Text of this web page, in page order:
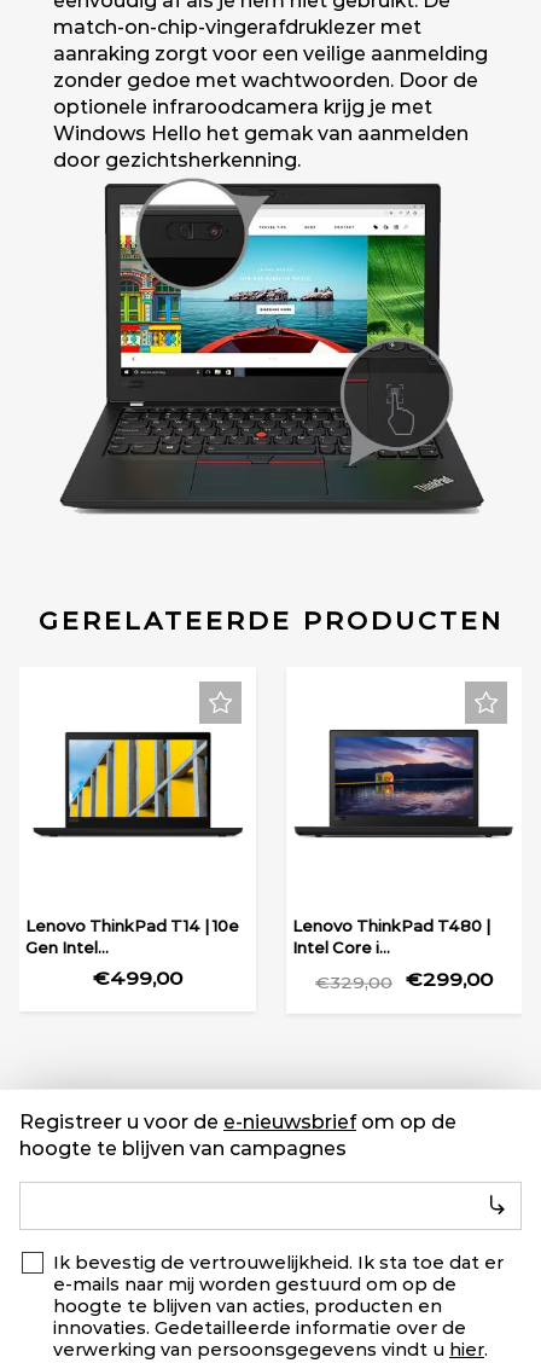
match-on-chip-vingerafdruklezer met
aanraking zorgt voor een veilige aanmelding
zonder gedoe met wachtwoorden. Door de
optionele infraroodcamera krijg je met
Windows Hello het gemak van aanmelden
door gezichtsherkenning.
GERELATEERDE PRODUCTEN
Lenovo ThinkPad T14 | 10e
Gen Intel...
€499,00
Lenovo ThinkPad T480 |
Intel Core i...
€329,00 €299,00
Registreer u voor de e-nieuwsbriefom op de
hoogte te blijven van campagnes
Ik bevestig de vertrouwelijkheid. Ik sta toe dat er
e-mails naar mij worden gestuurd om op de
hoogte te blijven van acties, producten en
innovaties. Gedetailleerde informatie over de
verwerking van persoonsgegevens vindt u hier.